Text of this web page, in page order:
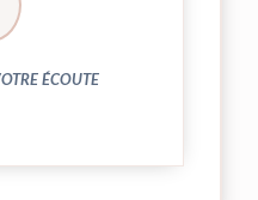
écoute
solliciter
04 20